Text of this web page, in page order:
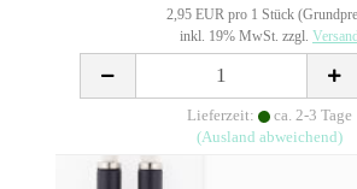
2,95 EUR pro 1 Stück
inkl. 19% MwSt. zzgl.
Lieferzeit:
ca. 2-3 Tage
(Ausland abweichend)